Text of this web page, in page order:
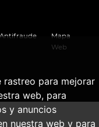
rastreo para mejorar
web, para
y anuncios
nuestra web y para
Mapa
Web